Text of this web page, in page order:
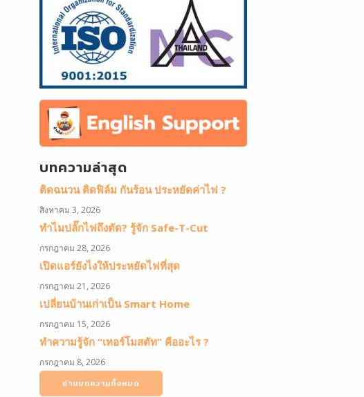
บทความล่าสุด
ติดฉนวน ติดฟิล์ม กันร้อน ประหยัดค่าไฟ ?
สิงหาคม 3, 2026
ทำไมปลั๊กไฟถึงตัด? รู้จัก Safe-T-Cut
กรกฎาคม 28, 2026
เปิดแอร์ยังไงให้ประหยัดไฟที่สุด
กรกฎาคม 21, 2026
เปลี่ยนบ้านเก่าเป็น Smart Home
กรกฎาคม 15, 2026
ทำความรู้จัก “เทอร์โมสตัท” คืออะไร ?
กรกฎาคม 8, 2026
อ่านบทความทั้งหมด